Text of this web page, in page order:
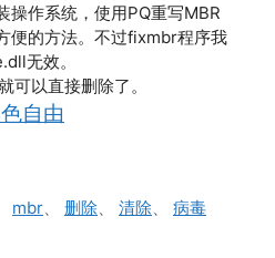
操作系统，使用PQ重写MBR
便的方法。不过fixmbr程序我
无效。
可以直接删除了。
自由
mbr 删除 清除
病毒